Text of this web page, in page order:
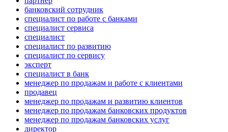
банковский сотрудник
специалист по работе с банками
специалист сервиса
специалист
специалист по развитию
специалист по сервису
эксперт
специалист в банк
менеджер по продажам и работе с клиентами
продавец
менеджер по продажам и развитию клиентов
менеджер по продажам банковских продуктов
менеджер по продажам банковских услуг
директор